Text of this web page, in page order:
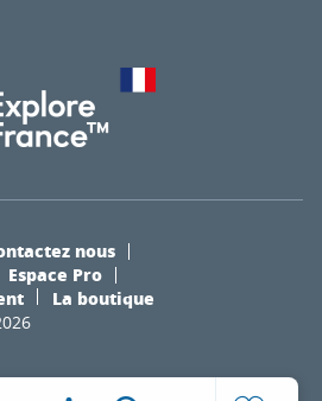
nous
Espace Pro
La boutique